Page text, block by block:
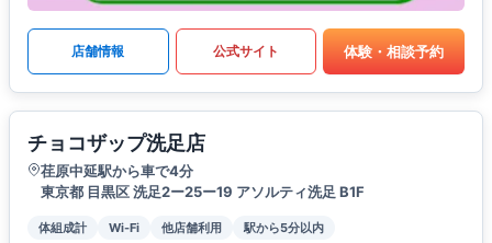
店舗情報 公式サイト 体験・相談予約
チョコザップ洗足店
荏原中延駅から車で4分
東京都 目黒区 洗足2ー25ー19 アソルティ洗足 B1F
体組成計 Wi-Fi 他店舗利用 駅から5分以内